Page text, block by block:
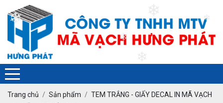
Trang chủ Sản phẩm
TEM TRẮNG - GIẤY DECAL IN MÃ VẠCH
❄
❄
❄ ❄